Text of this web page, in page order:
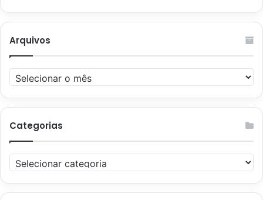
Arquivos
Arquivos
Categorias
Categorias